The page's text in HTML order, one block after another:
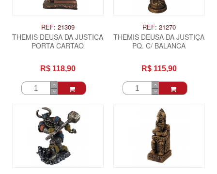
REF: 21309
THEMIS DEUSA DA JUSTICA
PORTA CARTAO
R$ 118,90
REF: 21270
THEMIS DEUSA DA JUSTIÇA
PQ. C/ BALANCA
R$ 115,90